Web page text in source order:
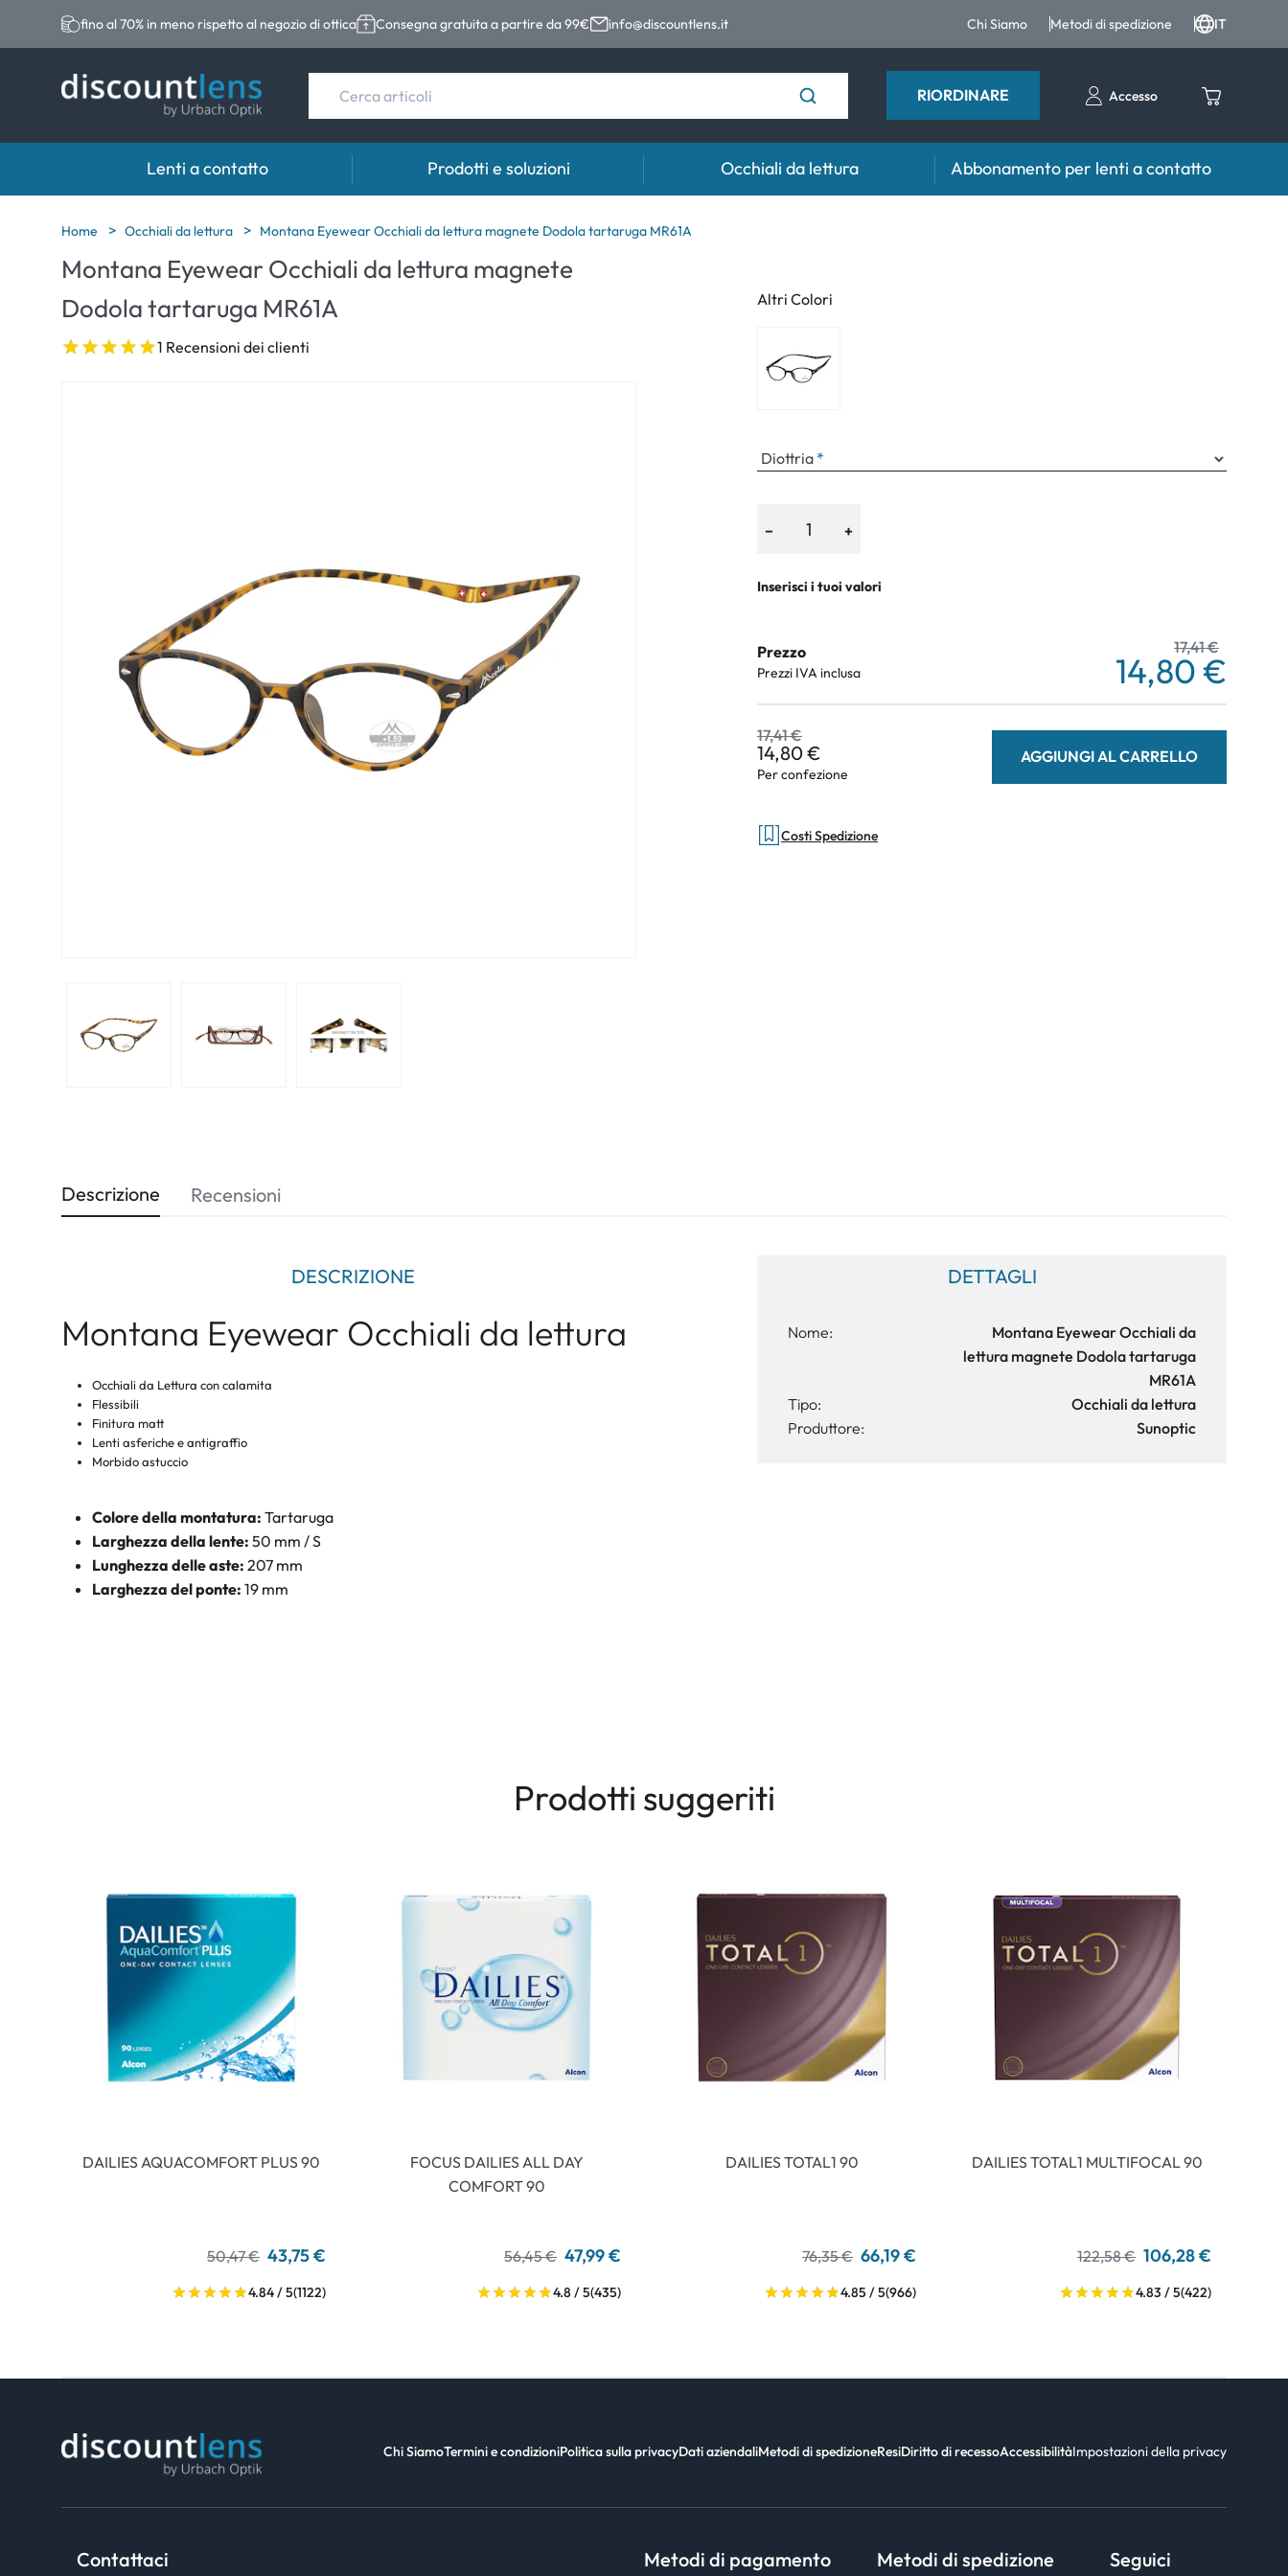
fino al 70% in meno rispetto al negozio di ottica Consegna gratuita a partire da 99€ info@discountlens.it Chi Siamo Metodi di spedizione IT
RIORDINARE Accesso
Lenti a contatto
Marche
Acuvue
Biotrue
Ultra
Proclear
Categoria
Lenti sferiche
Lenti toriche
Lenti multifocali
Tempo di usura
Lenti giornaliere
Prodotti e soluzioni
Marche
Eversee
% SALDI %
Soluzioni
Occhiali da lettura Abbonamento per lenti a contatto
Home Occhiali da lettura Montana Eyewear Occhiali da lettura magnete Dodola tartaruga MR61A
Montana Eyewear Occhiali da lettura magnete
Dodola tartaruga MR61A
1 Recensioni dei clienti
Altri Colori
Diottria
− +
Inserisci i tuoi valori
Prezzo
Prezzi IVA inclusa
17,41 €
14,80 €
17,41 €
14,80 €
Per confezione
AGGIUNGI AL CARRELLO
Costi Spedizione
Descrizione
DESCRIZIONE
Montana Eyewear Occhiali da lettura
Occhiali da Lettura con calamita
Flessibili
Finitura matt
Lenti asferiche e antigraffio
Morbido astuccio
Colore della montatura: Tartaruga
Larghezza della lente: 50 mm / S
Lunghezza delle aste: 207 mm
Larghezza del ponte: 19 mm
DETTAGLI
Nome:
Montana Eyewear Occhiali da
lettura magnete Dodola tartaruga
MR61A
Tipo:
Occhiali da lettura
Produttore:
Sunoptic
Recensioni
Prodotti suggeriti
DAILIES AQUACOMFORT PLUS 90
50,47 € 43,75 €
4.84 / 5(1122)
FOCUS DAILIES ALL DAY
COMFORT 90
56,45 € 47,99 €
4.8 / 5(435)
DAILIES TOTAL1 90
76,35 € 66,19 €
4.85 / 5(966)
DAILIES TOTAL1 MULTIFOCAL 90
122,58 € 106,28 €
4.83 / 5(422)
Chi SiamoTermini e condizioniPolitica sulla privacyDati aziendaliMetodi di spedizioneResiDiritto di recessoAccessibilitàImpostazioni della privacy
Contattaci Metodi di pagamento Metodi di spedizione Seguici